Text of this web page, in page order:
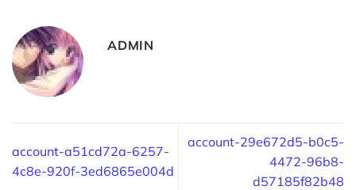
ADMIN
account-a51cd72a-6257-
4c8e-920f-3ed6865e004d
account-29e672d5-b0c5-
4472-96b8-
d57185f82b48